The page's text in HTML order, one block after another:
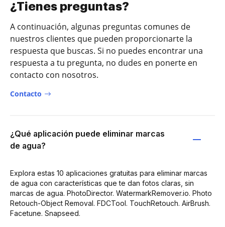
¿Tienes preguntas?
A continuación, algunas preguntas comunes de
nuestros clientes que pueden proporcionarte la
respuesta que buscas. Si no puedes encontrar una
respuesta a tu pregunta, no dudes en ponerte en
contacto con nosotros.
Contacto
¿Qué aplicación puede eliminar marcas
de agua?
Explora estas 10 aplicaciones gratuitas para eliminar marcas
de agua con características que te dan fotos claras, sin
marcas de agua. PhotoDirector. WatermarkRemover.io. Photo
Retouch-Object Removal. FDCTool. TouchRetouch. AirBrush.
Facetune. Snapseed.